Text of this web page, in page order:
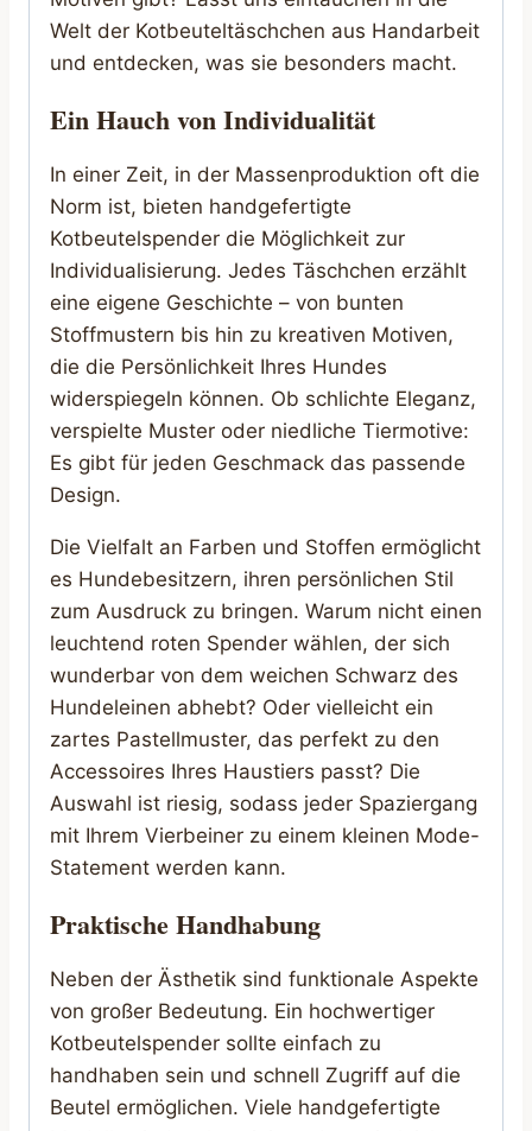
Welt der Kotbeuteltäschchen aus Handarbeit
und entdecken, was sie besonders macht.
Ein Hauch von Individualität
In einer Zeit, in der Massenproduktion oft die
Norm ist, bieten handgefertigte
Kotbeutelspender die Möglichkeit zur
Individualisierung. Jedes Täschchen erzählt
eine eigene Geschichte – von bunten
Stoffmustern bis hin zu kreativen Motiven,
die die Persönlichkeit Ihres Hundes
widerspiegeln können. Ob schlichte Eleganz,
verspielte Muster oder niedliche Tiermotive:
Es gibt für jeden Geschmack das passende
Design.
Die Vielfalt an Farben und Stoffen ermöglicht
es Hundebesitzern, ihren persönlichen Stil
zum Ausdruck zu bringen. Warum nicht einen
leuchtend roten Spender wählen, der sich
wunderbar von dem weichen Schwarz des
Hundeleinen abhebt? Oder vielleicht ein
zartes Pastellmuster, das perfekt zu den
Accessoires Ihres Haustiers passt? Die
Auswahl ist riesig, sodass jeder Spaziergang
mit Ihrem Vierbeiner zu einem kleinen Mode-
Statement werden kann.
Praktische Handhabung
Neben der Ästhetik sind funktionale Aspekte
von großer Bedeutung. Ein hochwertiger
Kotbeutelspender sollte einfach zu
handhaben sein und schnell Zugriff auf die
Beutel ermöglichen. Viele handgefertigte